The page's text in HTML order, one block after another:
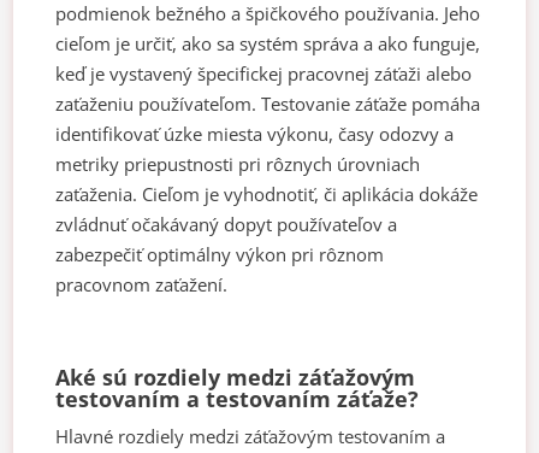
podmienok bežného a špičkového používania. Jeho
cieľom je určiť, ako sa systém správa a ako funguje,
keď je vystavený špecifickej pracovnej záťaži alebo
zaťaženiu používateľom. Testovanie záťaže pomáha
identifikovať úzke miesta výkonu, časy odozvy a
metriky priepustnosti pri rôznych úrovniach
zaťaženia. Cieľom je vyhodnotiť, či aplikácia dokáže
zvládnuť očakávaný dopyt používateľov a
zabezpečiť optimálny výkon pri rôznom
pracovnom zaťažení.
Aké sú rozdiely medzi záťažovým
testovaním a testovaním záťaže?
Hlavné rozdiely medzi záťažovým testovaním a